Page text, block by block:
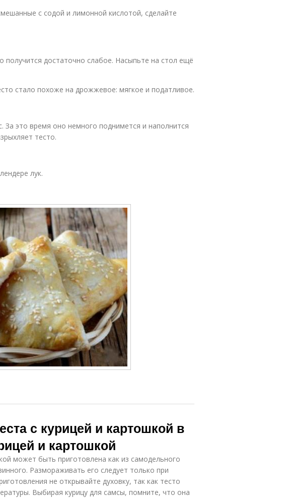
с содой и лимонной кислотой, сделайте
получится достаточно слабое. Насыпьте на стол ещё
стало похоже на дрожжевое: мягкое и податливое.
За это время оно немного поднимется и наполнится
тесто.
лук.
с курицей и картошкой в
и картошкой
может быть приготовлена как из самодельного
Размораживать его следует только при
не открывайте духовку, так как тесто
Выбирая курицу для самсы, помните, что она